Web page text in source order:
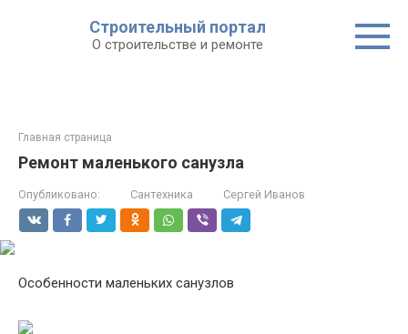
Строительный портал
О строительстве и ремонте
Главная страница
Ремонт маленького санузла
Опубликовано: Сантехника Сергей Иванов
Особенности маленьких санузлов